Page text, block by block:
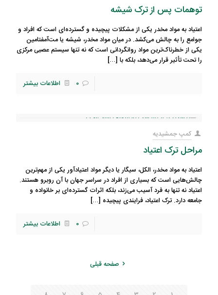
توهمات پس از ترک شیشه
اعتیاد به مواد مخدر یکی از مشکلات پیچیده و گسترده‌ای است که افراد و
جوامع را به چالش می‌کشد. در میان مواد مخدر، شیشه یا مت‌آمفتامین
یکی از خطرناک‌ترین مواد روانگردانی است که نه تنها سیستم عصبی مرکزی
را تحت تأثیر قرار می‌دهد، بلکه با […]
0 اطلاعات بیشتر
کمپ جمشیدیه
مراحل ترک اعتیاد
اعتیاد به مواد مخدر، الکل، سیگار یا دیگر مواد اعتیادآور یکی از مهم‌ترین
چالش‌هایی است که بسیاری از افراد در سراسر جهان با آن روبرو هستند.
اعتیاد نه تنها به فرد آسیب می‌زند، بلکه اثرات گسترده‌ای بر خانواده و
جامعه دارد. ترک اعتیاد، فرایندی پیچیده […]
0 اطلاعات بیشتر
صفحه قبلی